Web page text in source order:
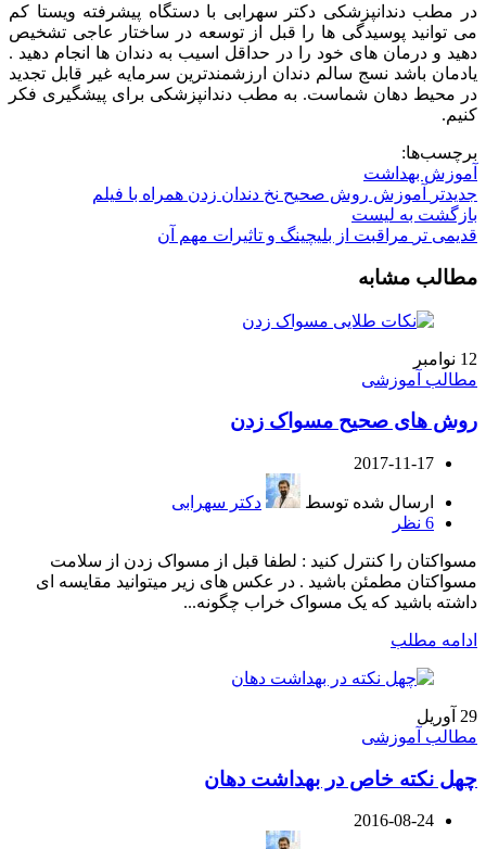
در مطب دندانپزشکی دکتر سهرابی با دستگاه پیشرفته ویستا کم
می توانید پوسیدگی ها را قبل از توسعه در ساختار عاجی تشخیص
دهید و درمان های خود را در حداقل اسیب به دندان ها انجام دهید .
یادمان باشد نسج سالم دندان ارزشمندترین سرمایه غیر قابل تجدید
در محیط دهان شماست. به مطب دندانپزشکی برای پیشگیری فکر
کنیم.
برچسب‌ها:
آموزش بهداشت
جدیدتر
آموزش روش صحیح نخ دندان زدن همراه با فیلم
بازگشت به لیست
قدیمی تر مراقبت از بلیچینگ و تاثیرات مهم آن
مطالب مشابه
12 نوامبر
مطالب آموزشی
روش های صحیح مسواک زدن
2017-11-17
ارسال شده توسط
دکتر سهرابی
6 نظر
مسواکتان را کنترل کنید : لطفا قبل از مسواک زدن از سلامت
مسواکتان مطمئن باشید . در عکس های زیر میتوانید مقایسه ای
داشته باشید که یک مسواک خراب چگونه...
ادامه مطلب
29 آوریل
مطالب آموزشی
چهل نکته خاص در بهداشت دهان
2016-08-24